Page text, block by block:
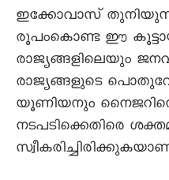
ഇക്കോവാസ്
രൂപംകൊണ്ട ഈ
രാജ്യങ്ങളിലെയും
രാജ്യങ്ങളുടെ
യൂണിയനും
നടപടിക്കെതിരെ